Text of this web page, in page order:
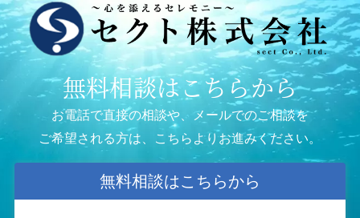
無料相談はこちらから
お電話で直接の相談や、メールでのご相談を
ご希望される方は、こちらよりお進みください。
無料相談はこちらから